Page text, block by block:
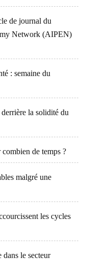
de journal du
Network (AIPEN)
: semaine du
la solidité du
de temps ?
malgré une
les cycles
dans le secteur